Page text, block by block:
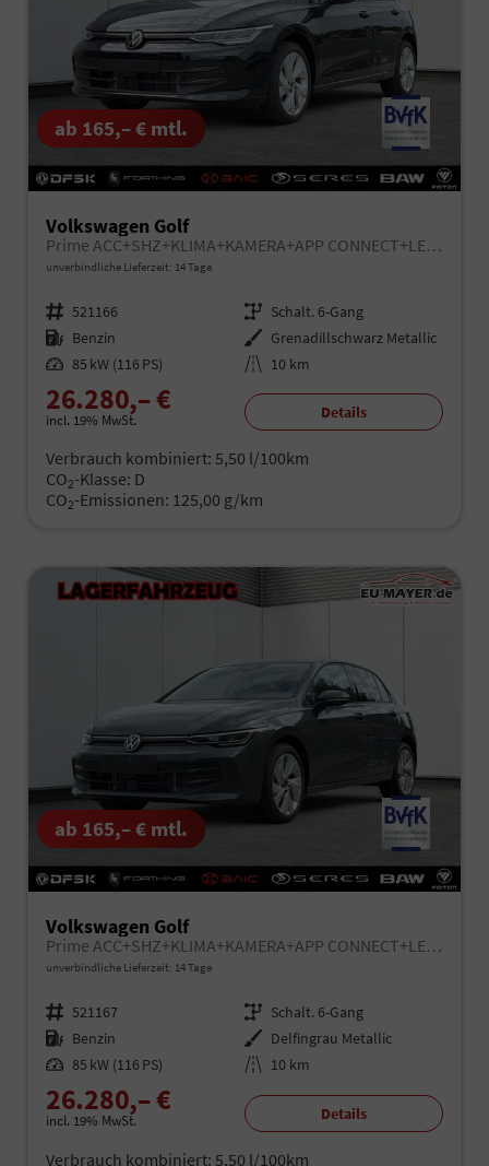
ab 165,– € mtl.
Volkswagen Golf
Prime ACC+SHZ+KLIMA+KAMERA+APP CONNECT+LED+17" ALU
unverbindliche Lieferzeit: 14 Tage
Fahrzeugnr. 521166 Getriebe Schalt. 6-Gang
Kraftstoff Benzin Außenfarbe Grenadillschwarz Metallic
Leistung 85 kW (116 PS) Kilometerstand 10 km
26.280,– €
incl. 19% MwSt. Details
Verbrauch kombiniert: 5,50 l/100km
CO2-Klasse: D
CO2-Emissionen: 125,00 g/km
ab 165,– € mtl.
Volkswagen Golf
Prime ACC+SHZ+KLIMA+KAMERA+APP CONNECT+LED+17" ALU
unverbindliche Lieferzeit: 14 Tage
Fahrzeugnr. 521167 Getriebe Schalt. 6-Gang
Kraftstoff Benzin Außenfarbe Delfingrau Metallic
Leistung 85 kW (116 PS) Kilometerstand 10 km
26.280,– €
incl. 19% MwSt. Details
Verbrauch kombiniert: 5,50 l/100km